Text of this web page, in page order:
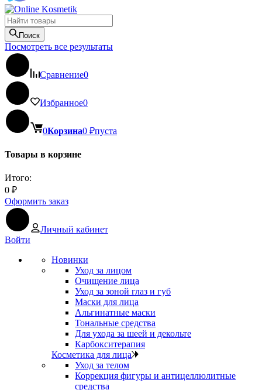
Поиск
Посмотреть все результаты
Сравнение0
Избранное0
0Корзина0 ₽пуста
Товары в корзине
Итого:
0 ₽
Оформить заказ
Личный кабинет
Войти
Новинки
Уход за лицом
Очищение лица
Уход за зоной глаз и губ
Маски для лица
Альгинатные маски
Тональные средства
Для ухода за шеей и декольте
Карбокситерапия
Косметика для лица
Уход за телом
Коррекция фигуры и антицеллюлитные
средства